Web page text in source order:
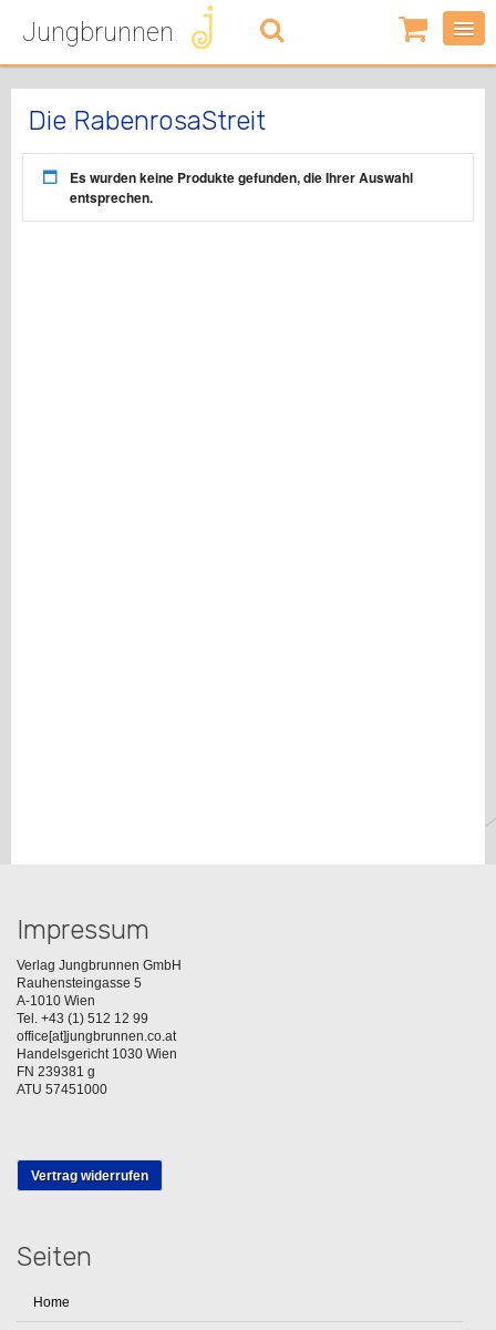
Jungbrunnen
0
Artikel
-
Die RabenrosaStreit
Es wurden keine Produkte gefunden, die Ihrer Auswahl
entsprechen.
Impressum
Verlag Jungbrunnen GmbH
Rauhensteingasse 5
A-1010 Wien
Tel. +43 (1) 512 12 99
office[at]jungbrunnen.co.at
Handelsgericht 1030 Wien
FN 239381 g
ATU 57451000
Vertrag widerrufen
Seiten
Home